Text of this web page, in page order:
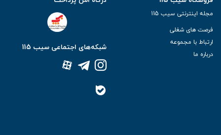
مجله اینترنتی سیب 115
فرصت های شغلی
ارتباط با مجموعه
درباره ما
شبکه‌های اجتماعی سیب 115